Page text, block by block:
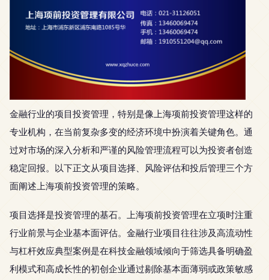
金融行业的项目投资管理，特别是像上海项前投资管理这样的
专业机构，在当前复杂多变的经济环境中扮演着关键角色。通
过对市场的深入分析和严谨的风险管理流程可以为投资者创造
稳定回报。以下正文从项目选择、风险评估和投后管理三个方
面阐述上海项前投资管理的策略。
项目选择是投资管理的基石。上海项前投资管理在立项时注重
行业前景与企业基本面评估。金融行业项目往往涉及高流动性
与杠杆效应典型案例是在科技金融领域倾向于筛选具备明确盈
利模式和高成长性的初创企业通过剔除基本面薄弱或政策敏感